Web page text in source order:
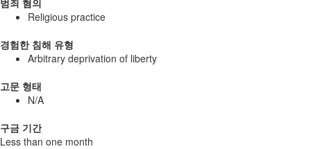
범죄 혐의
Religious practice
경험한 침해 유형
Arbitrary deprivation of liberty
고문 형태
N/A
구금 기간
Less than one month